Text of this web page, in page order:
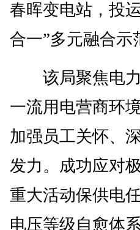
春晖变电站，投
合一”多元融合示
该局聚焦电力
一流用电营商环
加强员工关怀、
发力。成功应对
重大活动保供电
电压等级自愈体